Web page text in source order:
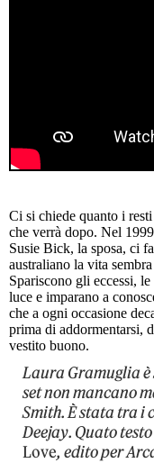
Ci si chiede quanto i
che verrà dopo. Nel
Susie Bick, la sposa, ci
australiano la vita
Spariscono gli eccessi,
luce e imparano a
che a ogni occasione
prima di addormentarsi,
vestito buono.
Laura Gramuglia è
set non mancano
Smith. È stata tra i
Deejay. Quato
Love, edito per